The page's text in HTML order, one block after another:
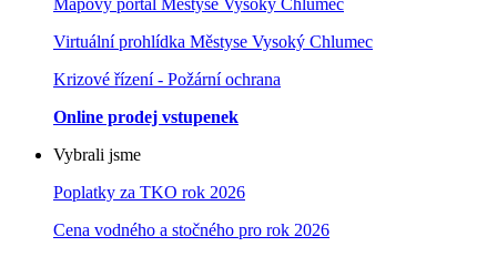
Mapový portál Městyse Vysoký Chlumec
Virtuální prohlídka Městyse Vysoký Chlumec
Krizové řízení - Požární ochrana
Online prodej vstupenek
Vybrali jsme
Poplatky za TKO rok 2026
Cena vodného a stočného pro rok 2026